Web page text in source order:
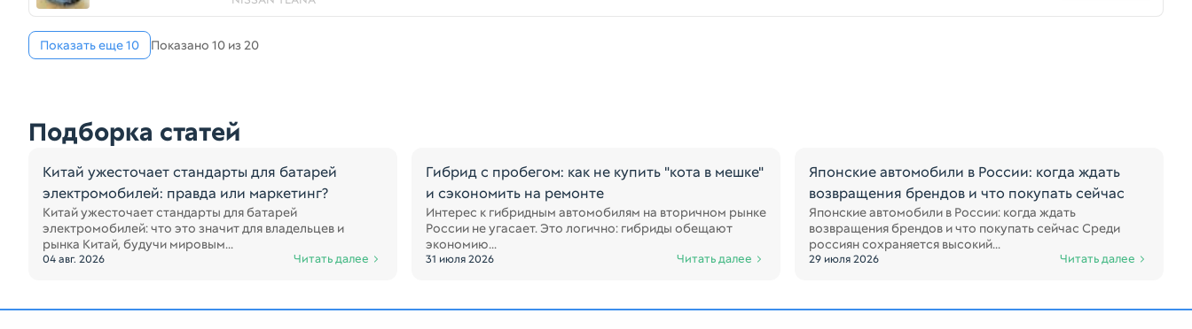
Показать еще 10 Показано 10 из 20
Подборка статей
Китай ужесточает стандарты для батарей
электромобилей: правда или маркетинг?
Китай ужесточает стандарты для батарей
электромобилей: что это значит для владельцев и
рынка Китай, будучи мировым...
04 авг. 2026 Читать далее
Гибрид с пробегом: как не купить "кота в мешке"
и сэкономить на ремонте
Интерес к гибридным автомобилям на вторичном рынке
России не угасает. Это логично: гибриды обещают
экономию...
31 июля 2026 Читать далее
Японские автомобили в России: когда ждать
возвращения брендов и что покупать сейчас
Японские автомобили в России: когда ждать
возвращения брендов и что покупать сейчас Среди
россиян сохраняется высокий...
29 июля 2026 Читать далее